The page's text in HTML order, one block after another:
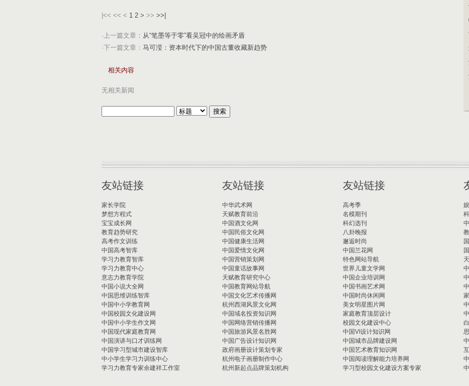
|<< << < 1 2 > >> >>|
·上一篇文章： 从“笔墨等于零”看吴冠中的绘画矛盾
·下一篇文章： 马可滢：资本时代下的中国古董收藏新趋势
相关内容
无相关新闻
友站链接
家长学院
梦想方程式
宝宝成长网
教育趋势研究
高考作文训练
中国高考智库
学习力教育智库
学习力教育中心
意志力教育学院
中国小说大全网
中国思维训练智库
中国中小学教育网
中国校园文化建设网
中国中小学生作文网
中国现代家庭教育网
中国演讲与口才训练网
中国学习型城市建设智库
中小学生学习力训练中心
学习力教育专家余建祥工作室
友站链接
中华武术网
天赋教育前沿
中国酒文化网
中国民俗文化网
中国健康生活网
中国爱情文化网
中国营销策划网
中国童话故事网
天赋教育研究中心
中国教育网站导航
中国文化艺术传播网
杭州西湖风景文化网
中国域名投资知识网
中国网络营销传播网
中国旅游风景名胜网
中国广告设计知识网
政府画册设计策划专家
杭州电子画册制作中心
杭州新起点品牌策划机构
友站链接
高考季
名模期刊
科幻选刊
八卦晚报
邂逅时尚
中国兰花网
特色网站导航
世界儿童文学网
中国企业培训网
中国书画艺术网
中国时尚休闲网
美女明星图片网
家庭教育顶层设计
校园文化建设中心
中国VI设计知识网
中国城市品牌建设网
中国艺术教育知识网
中国阅读理解能力培养网
学习型校园文化建设方案专家